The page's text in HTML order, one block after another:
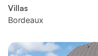
Villas
Bordeaux